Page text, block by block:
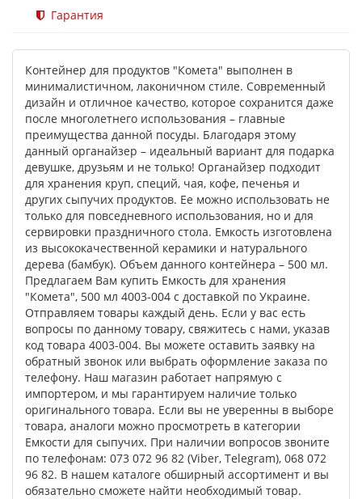
Гарантия
Контейнер для продуктов "Комета" выполнен в
минималистичном, лаконичном стиле. Современный
дизайн и отличное качество, которое сохранится даже
после многолетнего использования – главные
преимущества данной посуды. Благодаря этому
данный органайзер – идеальный вариант для подарка
девушке, друзьям и не только! Органайзер подходит
для хранения круп, специй, чая, кофе, печенья и
других сыпучих продуктов. Ее можно использовать не
только для повседневного использования, но и для
сервировки праздничного стола. Емкость изготовлена
из высококачественной керамики и натурального
дерева (бамбук). Объем данного контейнера – 500 мл.
Предлагаем Вам купить Емкость для хранения
"Комета", 500 мл 4003-004 с доставкой по Украине.
Отправляем товары каждый день. Если у вас есть
вопросы по данному товару, свяжитесь с нами, указав
код товара 4003-004. Вы можете оставить заявку на
обратный звонок или выбрать оформление заказа по
телефону. Наш магазин работает напрямую с
импортером, и мы гарантируем наличие только
оригинального товара. Если вы не уверенны в выборе
товара, аналоги можно просмотреть в категории
Емкости для сыпучих. При наличии вопросов звоните
по телефонам: 073 072 96 82 (Viber, Telegram), 068 072
96 82. В нашем каталоге обширный ассортимент и вы
обязательно сможете найти необходимый товар.